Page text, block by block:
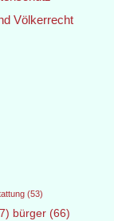
Völkerrecht
(53)
bürger (66)